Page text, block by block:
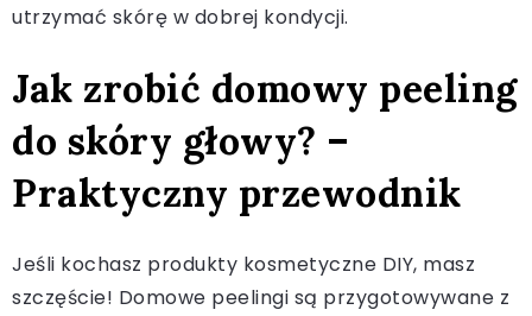
utrzymać skórę w dobrej kondycji.
Jak zrobić domowy peeling
do skóry głowy? –
Praktyczny przewodnik
Jeśli kochasz produkty kosmetyczne DIY, masz
szczęście! Domowe peelingi są przygotowywane z